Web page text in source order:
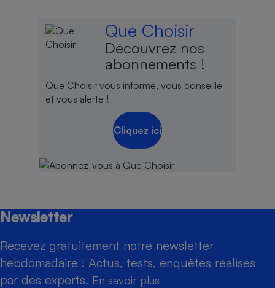
Que Choisir
Découvrez nos
abonnements !
Que Choisir vous informe, vous conseille
et vous alerte !
Cliquez ici
Newsletter
Recevez gratuitement notre newsletter
hebdomadaire ! Actus, tests, enquêtes réalisés
par des experts. En savoir plus